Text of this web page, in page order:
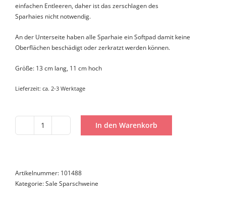
einfachen Entleeren, daher ist das zerschlagen des
Sparhaies nicht notwendig.
An der Unterseite haben alle Sparhaie ein Softpad damit keine
Oberflächen beschädigt oder zerkratzt werden können.
Größe: 13 cm lang, 11 cm hoch
Lieferzeit: ca. 2-3 Werktage
Sparhai
In den Warenkorb
Artikelnummer: 101488
Kategorie:Sale Sparschweine